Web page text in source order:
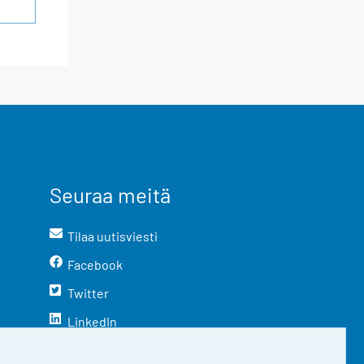
Seuraa meitä
Tilaa uutisviesti
Facebook
Twitter
LinkedIn